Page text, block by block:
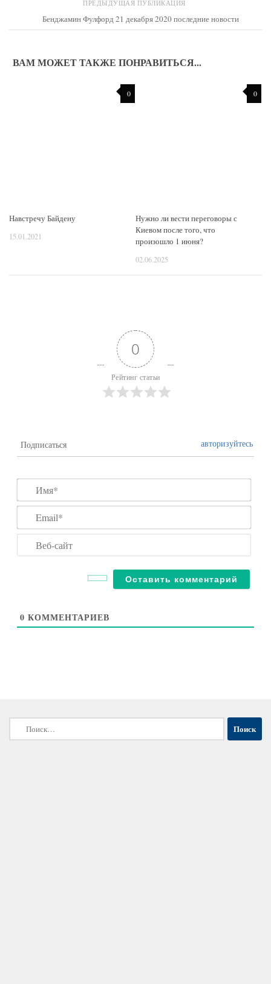
ПРЕДЫДУЩАЯ ПУБЛИКАЦИЯ
Бенджамин Фулфорд 21 декабря 2020 последние новости
ВАМ МОЖЕТ ТАКЖЕ ПОНРАВИТЬСЯ...
0
Навстречу Байдену
15.01.2021
0
Нужно ли вести переговоры с
Киевом после того, что
произошло 1 июня?
02.06.2025
0
Рейтинг статьи
Подписаться авторизуйтесь
Имя*
0 КОММЕНТАРИЕВ